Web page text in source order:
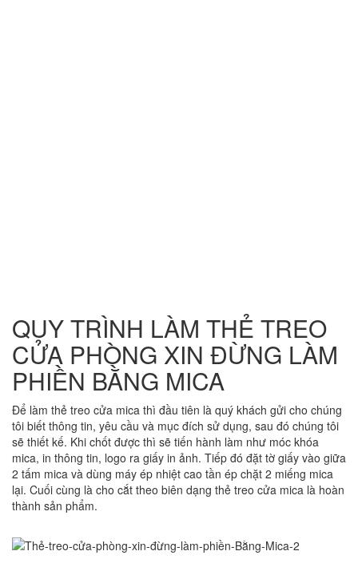
QUY TRÌNH LÀM THẺ TREO
CỬA PHÒNG XIN ĐỪNG LÀM
PHIỀN BẰNG MICA
Để làm thẻ treo cửa mica thì đầu tiên là quý khách gửi cho chúng
tôi biết thông tin, yêu cầu và mục đích sử dụng, sau đó chúng tôi
sẽ thiết kế. Khi chốt được thì sẽ tiến hành làm như móc khóa
mica, in thông tin, logo ra giấy in ảnh. Tiếp đó đặt tờ giấy vào giữa
2 tấm mica và dùng máy ép nhiệt cao tần ép chặt 2 miếng mica
lại. Cuối cùng là cho cắt theo biên dạng thẻ treo cửa mica là hoàn
thành sản phẩm.